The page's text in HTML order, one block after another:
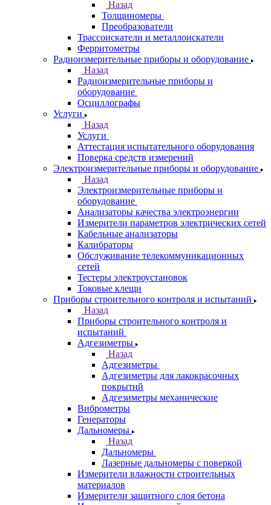
Назад
Толщиномеры
Преобразователи
Трассоискатели и металлоискатели
Ферритометры
Радиоизмерительные приборы и оборудование
Назад
Радиоизмерительные приборы и
оборудование
Осциллографы
Услуги
Назад
Услуги
Аттестация испытательного оборудования
Поверка средств измерений
Электроизмерительные приборы и оборудование
Назад
Электроизмерительные приборы и
оборудование
Анализаторы качества электроэнергии
Измерители параметров электрических сетей
Кабельные анализаторы
Калибраторы
Обслуживание телекоммуникационных
сетей
Тестеры электроустановок
Токовые клещи
Приборы строительного контроля и испытаний
Назад
Приборы строительного контроля и
испытаний
Адгезиметры
Назад
Адгезиметры
Адгезиметры для лакокрасочных
покрытий
Адгезиметры механические
Виброметры
Генераторы
Дальномеры
Назад
Дальномеры
Лазерные дальномеры с поверкой
Измерители влажности строительных
материалов
Измерители защитного слоя бетона